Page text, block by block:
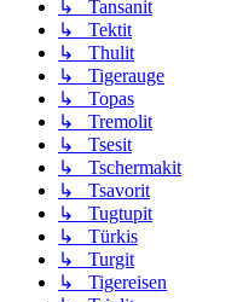
↳ Tansanit
↳ Tektit
↳ Thulit
↳ Tigerauge
↳ Topas
↳ Tremolit
↳ Tsesit
↳ Tschermakit
↳ Tsavorit
↳ Tugtupit
↳ Türkis
↳ Turgit
↳ Tigereisen